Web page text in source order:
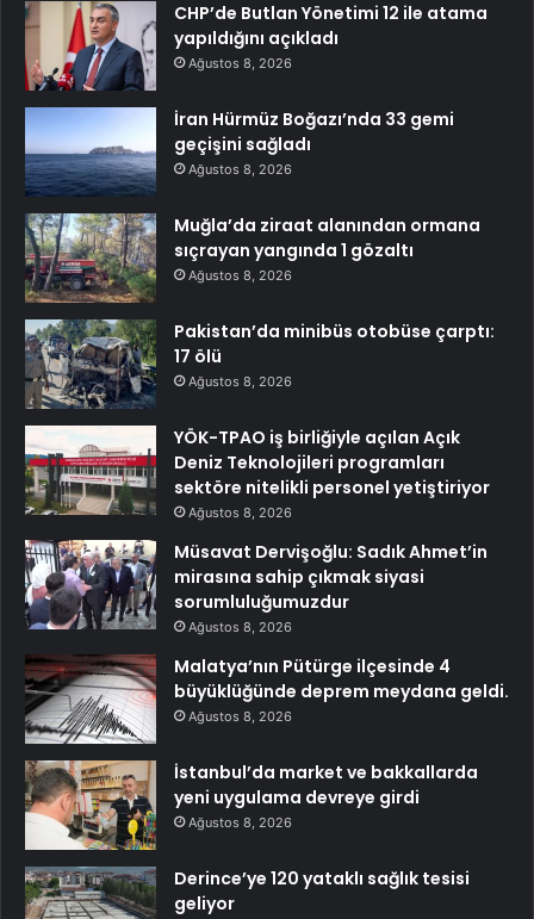
CHP’de Butlan Yönetimi 12 ile atama
yapıldığını açıkladı
Ağustos 8, 2026
İran Hürmüz Boğazı’nda 33 gemi
geçişini sağladı
Ağustos 8, 2026
Muğla’da ziraat alanından ormana
sıçrayan yangında 1 gözaltı
Ağustos 8, 2026
Pakistan’da minibüs otobüse çarptı:
17 ölü
Ağustos 8, 2026
YÖK-TPAO iş birliğiyle açılan Açık
Deniz Teknolojileri programları
sektöre nitelikli personel yetiştiriyor
Ağustos 8, 2026
Müsavat Dervişoğlu: Sadık Ahmet’in
mirasına sahip çıkmak siyasi
sorumluluğumuzdur
Ağustos 8, 2026
Malatya’nın Pütürge ilçesinde 4
büyüklüğünde deprem meydana geldi.
Ağustos 8, 2026
İstanbul’da market ve bakkallarda
yeni uygulama devreye girdi
Ağustos 8, 2026
Derince’ye 120 yataklı sağlık tesisi
geliyor